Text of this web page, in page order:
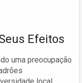
Efeitos
uma preocupação
local.